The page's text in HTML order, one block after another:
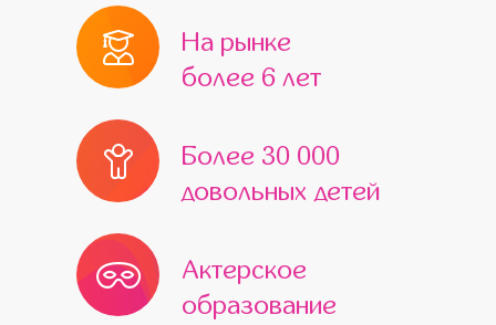
На рынке
более 6 лет
Более 30 000
довольных детей
Актерское
образование